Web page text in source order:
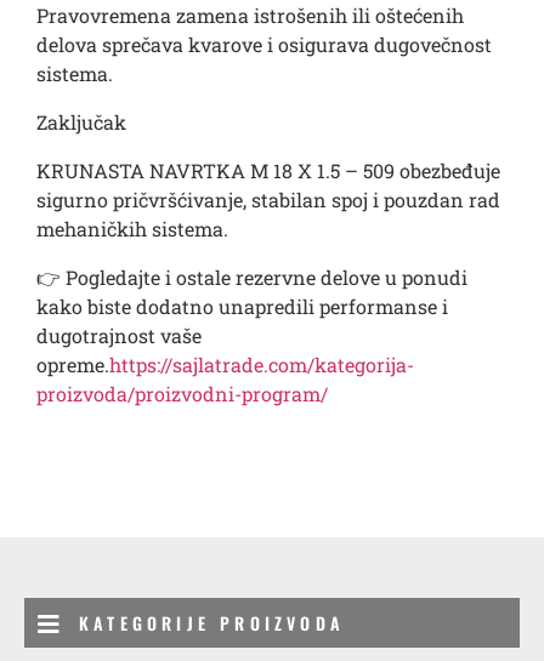
Pravovremena zamena istrošenih ili oštećenih
delova sprečava kvarove i osigurava dugovečnost
sistema.
Zaključak
KRUNASTA NAVRTKA M 18 X 1.5 – 509 obezbeđuje
sigurno pričvršćivanje, stabilan spoj i pouzdan rad
mehaničkih sistema.
👉 Pogledajte i ostale rezervne delove u ponudi
kako biste dodatno unapredili performanse i
dugotrajnost vaše
opreme.https://sajlatrade.com/kategorija-
proizvoda/proizvodni-program/
KATEGORIJE PROIZVODA